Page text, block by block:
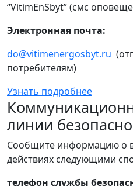
“VitimEnSbyt” (смс
Электронная почта:
do@vitimenergosbyt.ru
потребителям)
Узнать подробнее
линии
Сообщите информацию о
действиях следующими
телефон службы